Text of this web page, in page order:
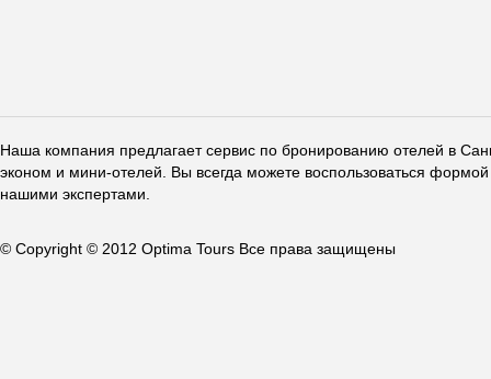
Наша компания предлагает сервис по бронированию отелей в
эконом и мини-отелей. Вы всегда можете воспользоваться
нашими экспертами.
© Copyright © 2012 Optima Tours Все права защищены